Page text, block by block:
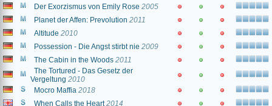
Der Exorzismus von Emily Rose 2005
Planet der Affen: Prevolution 2011
Altitude 2010
Possession - Die Angst stirbt nie 2009
The Cabin in the Woods 2011
The Tortured - Das Gesetz der
Vergeltung 2010
Mocro Maffia 2018
When Calls the Heart 2014